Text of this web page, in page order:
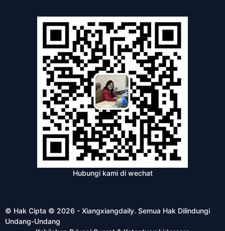
Hubungi kami di wechat
© Hak Cipta © 2026 - Xiangxiangdaily. Semua Hak Dilindungi
Undang-Undang